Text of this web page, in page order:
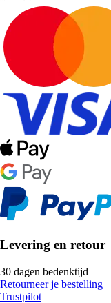
Levering en retour
30 dagen bedenktijd
Retourneer je bestelling
Trustpilot